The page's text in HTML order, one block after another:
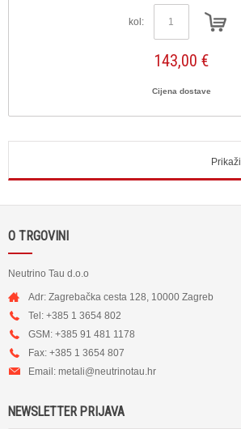
kol:
143,00 €
Cijena dostave
Prikaži
O TRGOVINI
Neutrino Tau d.o.o
Adr: Zagrebačka cesta 128, 10000 Zagreb
Tel: +385 1 3654 802
GSM: +385 91 481 1178
Fax: +385 1 3654 807
Email: metali@neutrinotau.hr
NEWSLETTER PRIJAVA